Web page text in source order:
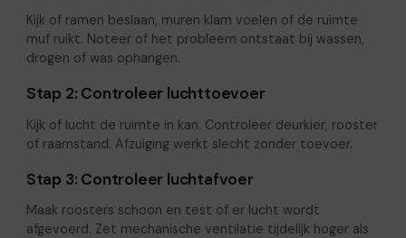
Kijk of ramen beslaan, muren klam voelen of de ruimte
muf ruikt. Noteer of het probleem ontstaat bij wassen,
drogen of was ophangen.
Stap 2: Controleer luchttoevoer
Kijk of lucht de ruimte in kan. Controleer deurkier, rooster
of raamstand. Afzuiging werkt slecht zonder toevoer.
Stap 3: Controleer luchtafvoer
Maak roosters schoon en test of er lucht wordt
afgevoerd. Zet mechanische ventilatie tijdelijk hoger als